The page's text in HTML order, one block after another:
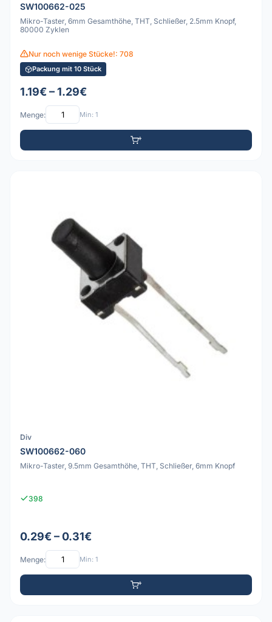
SW100662-025
Mikro-Taster, 6mm Gesamthöhe, THT, Schließer, 2.5mm Knopf,
80000 Zyklen
Nur noch wenige Stücke!: 708
Packung mit 10 Stück
1.19€ – 1.29€
Menge: Min: 1
Div
SW100662-060
Mikro-Taster, 9.5mm Gesamthöhe, THT, Schließer, 6mm Knopf
398
0.29€ – 0.31€
Menge: Min: 1